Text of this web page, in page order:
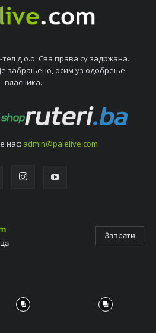
д.о.о. Сва права су задржана.
забрањeно, осим уз одобрeњe
власника.
нас: admin@palelive.com
Запрати